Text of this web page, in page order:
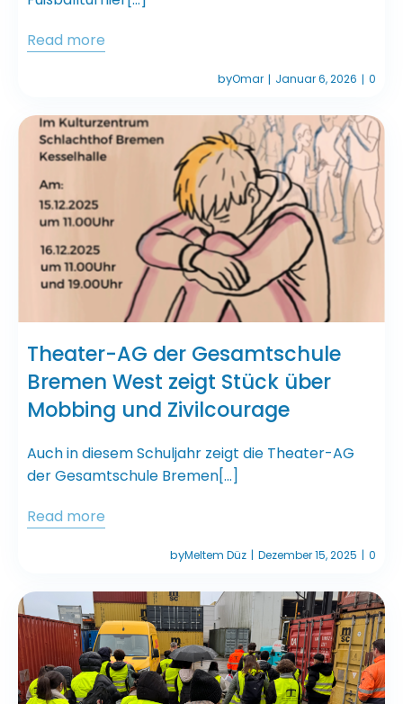
Read more
byOmar | Januar 6, 2026 | 0
Theater-AG der Gesamtschule
Bremen West zeigt Stück über
Mobbing und Zivilcourage
Auch in diesem Schuljahr zeigt die Theater-AG
der Gesamtschule Bremen[…]
Read more
byMeltem Düz | Dezember 15, 2025 | 0